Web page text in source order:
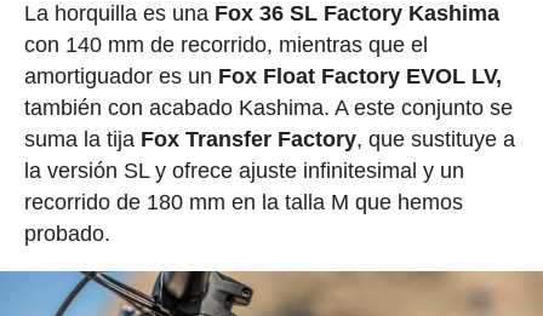
La horquilla es unaFox 36 SL Factory Kashima
con 140 mm de recorrido, mientras que el
amortiguador es un Fox Float Factory EVOL LV,
también con acabado Kashima. A este conjunto se
suma la tija Fox Transfer Factory, que sustituye a
la versión SL y ofrece ajuste infinitesimal y un
recorrido de 180 mm en la talla M que hemos
probado.